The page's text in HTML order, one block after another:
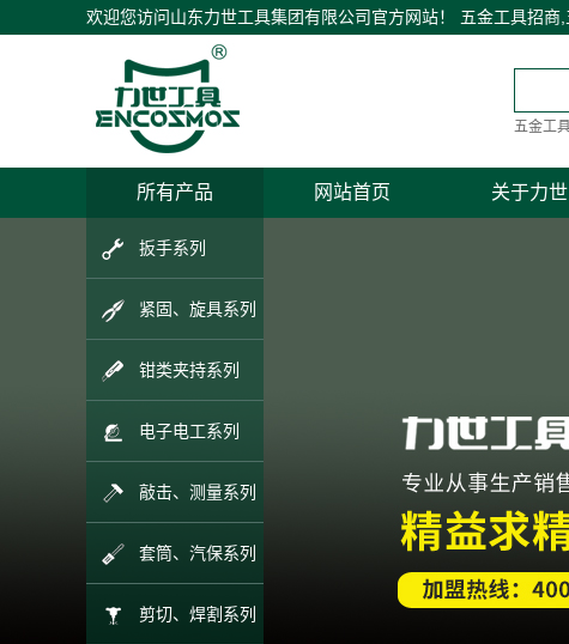
欢迎您访问山东力世工具集团有限公司官方网站！ 五金工具招商
五金工
所有产品
扳手系列
紧固、旋具系列
钳类夹持系列
电子电工系列
敲击、测量系列
套筒、汽保系列
剪切、焊割系列
网站首页 关于力世